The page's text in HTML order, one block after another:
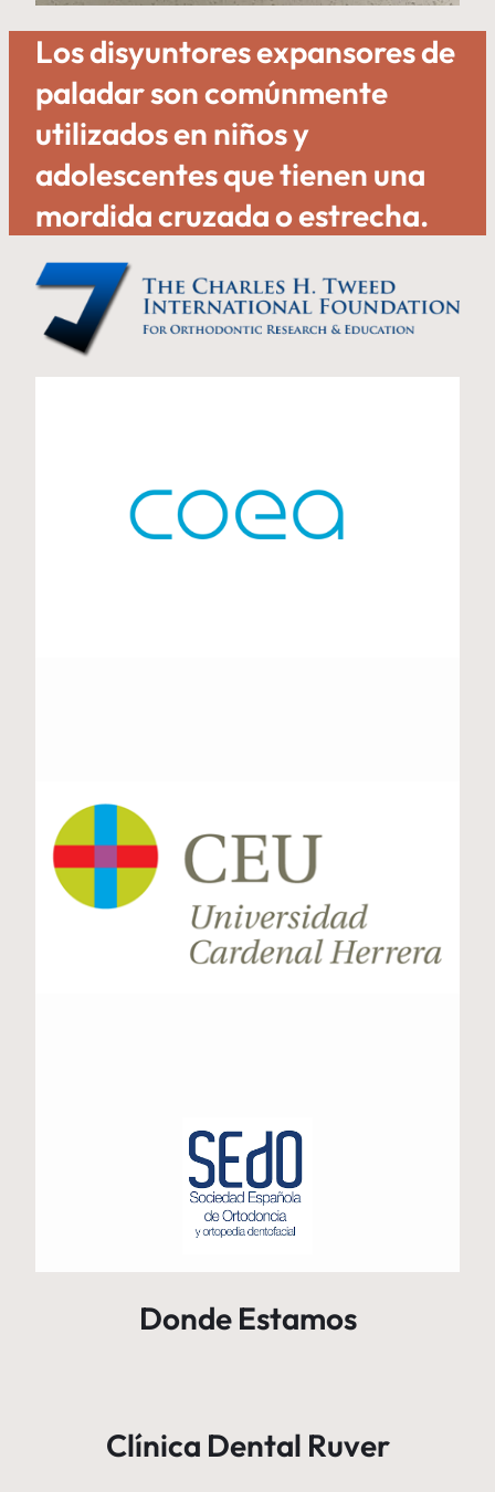
Los disyuntores expansores de
paladar son comúnmente
utilizados en niños y
adolescentes que tienen una
mordida cruzada o estrecha.
Donde Estamos
Clínica Dental Ruver